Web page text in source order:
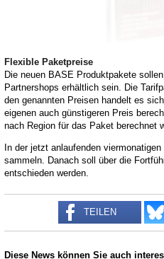
Flexible Paketpreise
Die neuen BASE Produktpakete
Partnershops erhältlich sein. Die
den genannten Preisen handelt es
eigenen auch günstigeren Preis
nach Region für das Paket berechnet
In der jetzt anlaufenden
sammeln. Danach soll über die
entschieden werden.
TEILEN
Diese News können Sie auch